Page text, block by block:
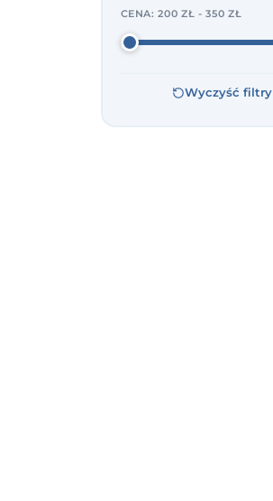
CENA:200 ZŁ - 350 ZŁ
Wyczyść filtry